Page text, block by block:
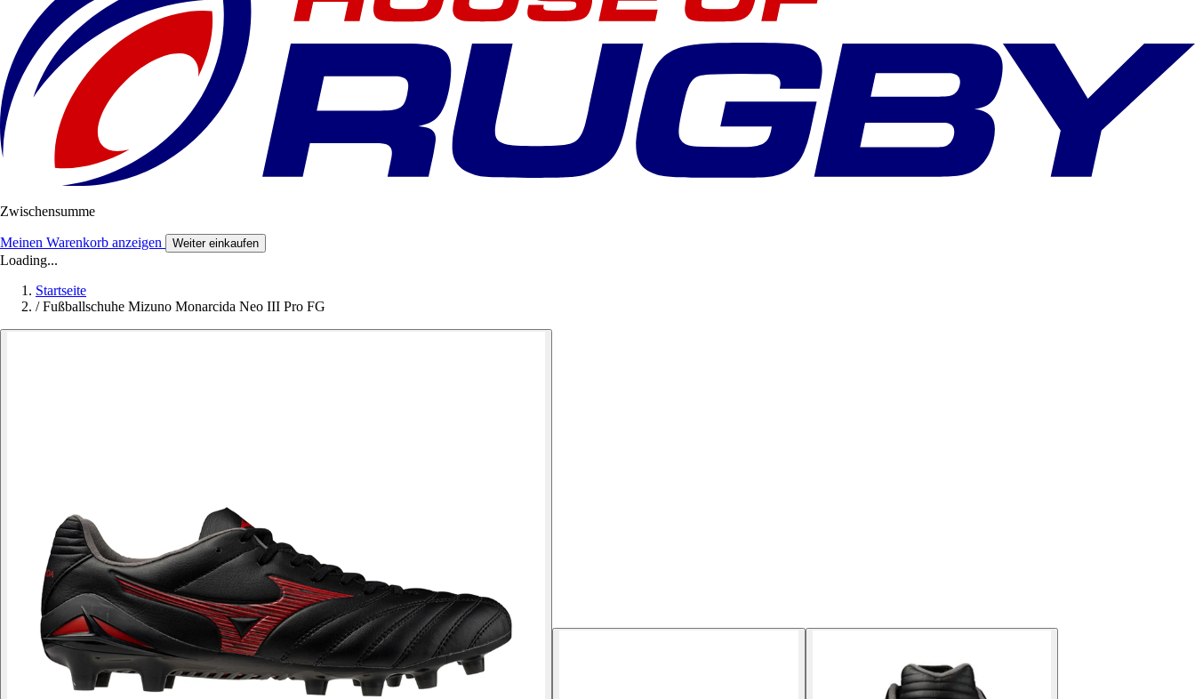
Zwischensumme
Meinen Warenkorb anzeigen Weiter einkaufen
Loading...
Startseite
/ Fußballschuhe Mizuno Monarcida Neo III Pro FG